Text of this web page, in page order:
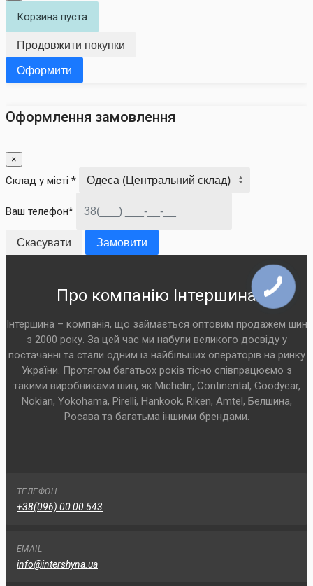
Корзина пуста
Продовжити покупки
Оформити
Оформлення замовлення
×
Склад у місті *
Ваш телефон*
Скасувати Замовити
Про компанію Інтершина
Інтершина – компанія, що займається оптовим продажем шин
з 2000 року. За цей час ми набули великого досвіду у
постачанні та стали одним із найбільших операторів на ринку
України. Протягом багатьох років тісно співпрацюємо з
такими виробниками шин, як Michelin, Continental, Goodyear,
Nokian, Yokohama, Pirelli, Hankook, Riken, Amtel, Белшина,
Росава та багатьма іншими брендами.
ТЕЛЕФОН
+38(096) 00 00 543
EMAIL
info@intershyna.ua